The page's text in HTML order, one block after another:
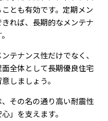
とも有効です。定期メン
れば、長期的なメンテナ
テナンス性だけでなく、
全体として長期優良住宅
しましょう。
、その名の通り高い耐震性
」を支えます。